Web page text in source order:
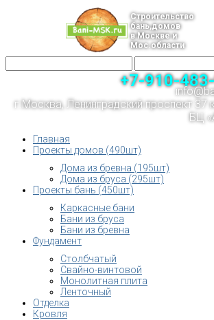
Строительство
бань,домов
в Москве и
Мос.области
+7-910-
г.Москва, Ленинградский проспект 37
БЦ
Главная
Проекты домов (490шт)
Дома из бревна (195шт)
Дома из бруса (295шт)
Проекты бань (450шт)
Каркасные бани
Бани из бруса
Бани из бревна
Фундамент
Столбчатый
Свайно-винтовой
Монолитная плита
Ленточный
Отделка
Кровля